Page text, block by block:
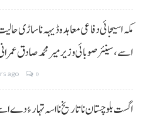
مکہ اسیجائی دفاعی معاہدہ ڈیہہ نا ساڑی
اسے،سینئر صوبائی وزیر میر محمد صادق
ago 0
8 اگست بلوچستان نا تاریخ نا اسہ تہار ءُ دے